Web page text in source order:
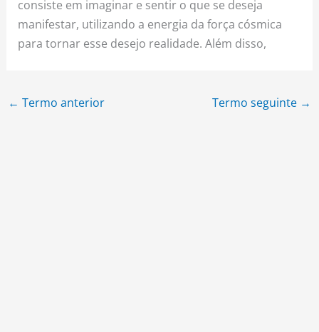
consiste em imaginar e sentir o que se deseja
manifestar, utilizando a energia da força cósmica
para tornar esse desejo realidade. Além disso,
← Termo anterior Termo seguinte →